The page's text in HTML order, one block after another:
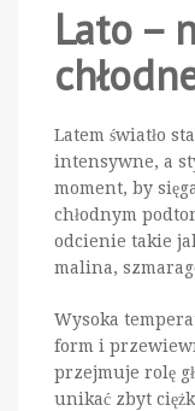
Lato –
Latem światło
intensywne, a
moment, by
chłodnym
odcienie takie
malina,
Wysoka
form i
przejmuje rolę
unikać zbyt